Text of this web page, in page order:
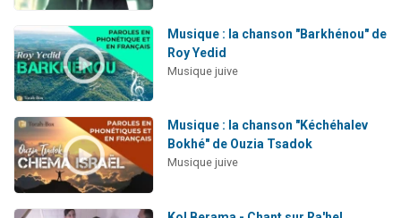
Musique : la chanson "Barkhénou" de
Roy Yedid
Musique juive
Musique : la chanson "Kéchéhalev
Bokhé" de Ouzia Tsadok
Musique juive